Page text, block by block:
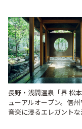
長野・浅間温泉「界 松
ューアルオープン。信
音楽に浸るエレガント